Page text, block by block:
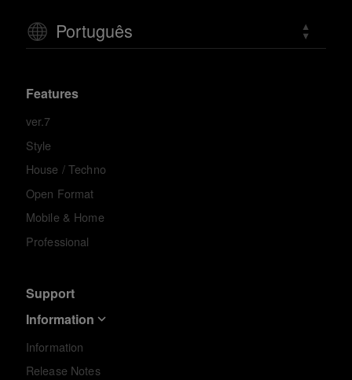
Português
Features
ver.7
Style
House / Techno
Open Format
Mobile & Home
Professional
Support
Information
Information
Release Notes